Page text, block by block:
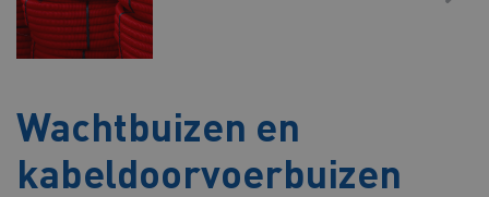
Wachtbuizen en
kabeldoorvoerbuizen